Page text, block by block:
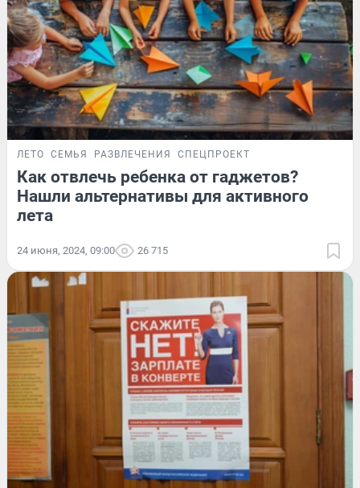
ЛЕТО СЕМЬЯ РАЗВЛЕЧЕНИЯ СПЕЦПРОЕКТ
Как отвлечь ребенка от гаджетов?
Нашли альтернативы для активного
лета
24 июня, 2024, 09:00 26 715